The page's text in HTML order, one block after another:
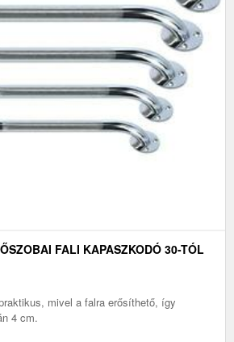
FALI KAPASZKODÓ 30-TÓL
mivel a falra erősíthető, így
4 cm.